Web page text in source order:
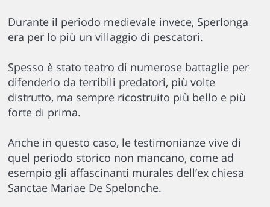
Durante il periodo medievale invece, Sperlonga
era per lo più un villaggio di pescatori.
Spesso è stato teatro di numerose battaglie per
difenderlo da terribili predatori, più volte
distrutto, ma sempre ricostruito più bello e più
forte di prima.
Anche in questo caso, le testimonianze vive di
quel periodo storico non mancano, come ad
esempio gli affascinanti murales dell’ex chiesa
Sanctae Mariae De Spelonche.